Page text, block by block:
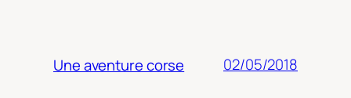
Une aventure corse 02/05/2018